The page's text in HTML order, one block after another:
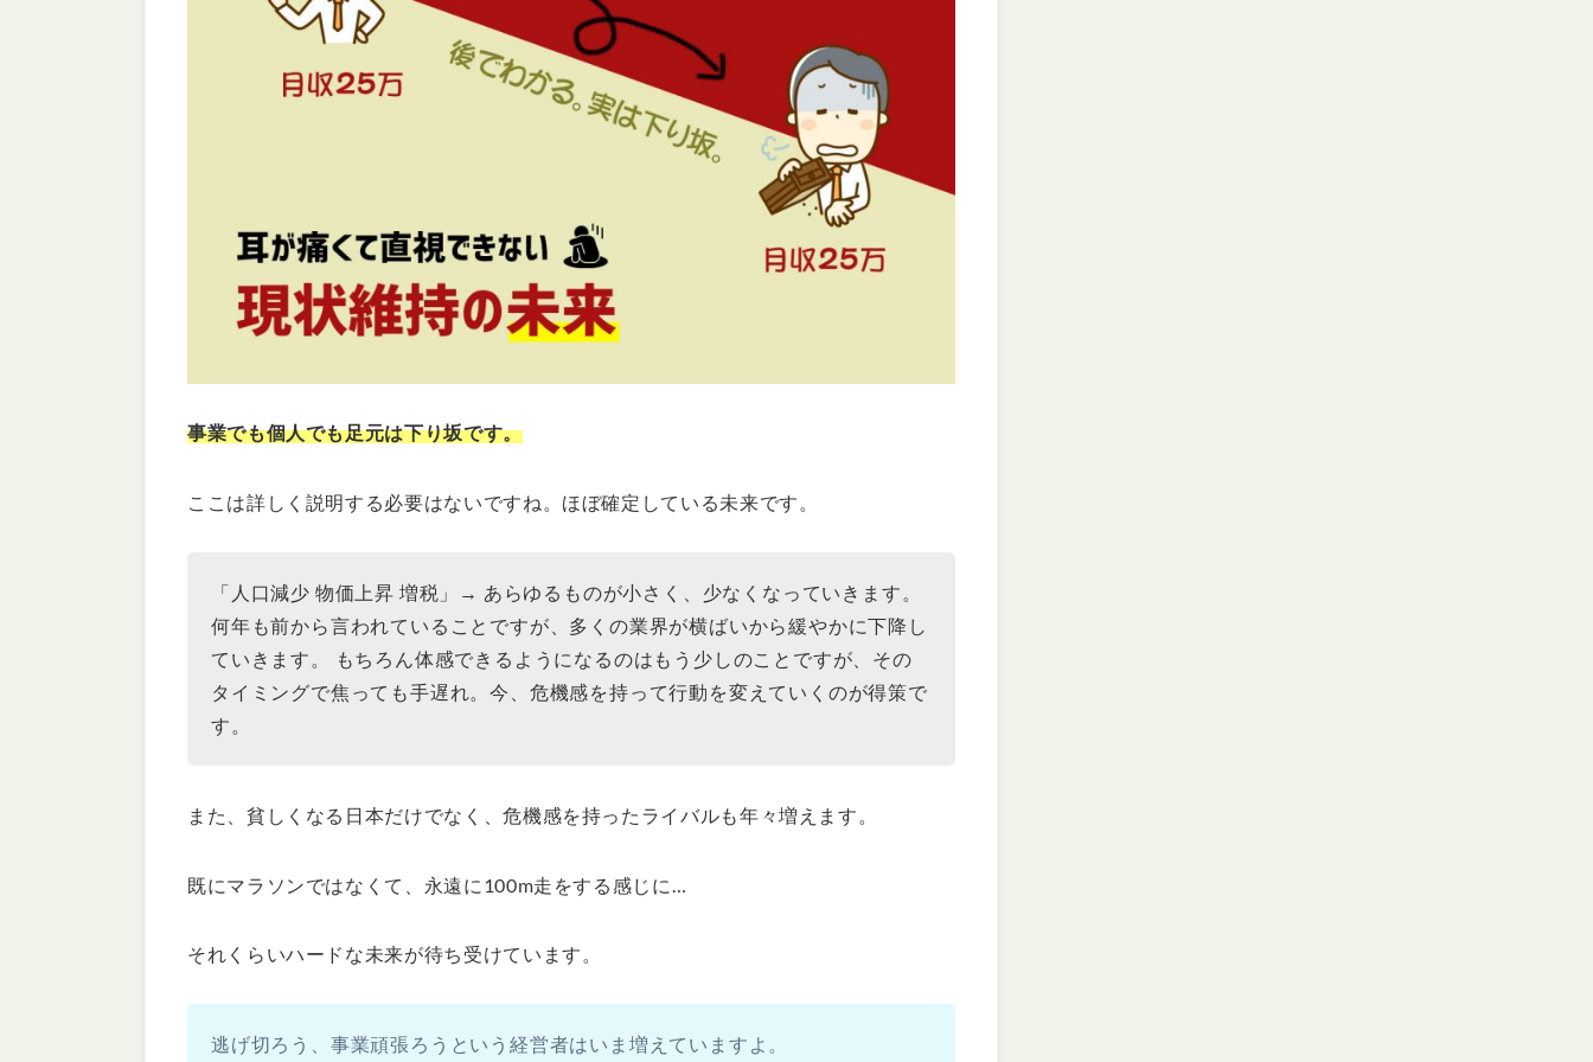
事業でも個人でも足元は下り坂です。
ここは詳しく説明する必要はないですね。ほぼ確定している未来です。
「人口減少 物価上昇 増税」→ あらゆるものが小さく、少なくなっていきます。
何年も前から言われていることですが、多くの業界が横ばいから緩やかに下降し
ていきます。 もちろん体感できるようになるのはもう少しのことですが、その
タイミングで焦っても手遅れ。今、危機感を持って行動を変えていくのが得策で
す。
また、貧しくなる日本だけでなく、危機感を持ったライバルも年々増えます。
既にマラソンではなくて、永遠に100m走をする感じに…
それくらいハードな未来が待ち受けています。
逃げ切ろう、事業頑張ろうという経営者はいま増えていますよ。